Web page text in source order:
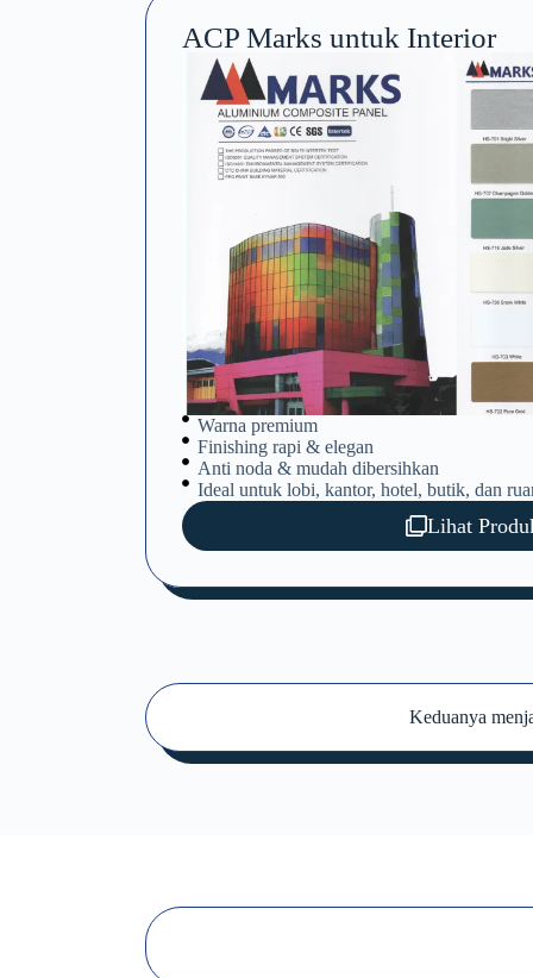
ACP Marks untuk Interior
Warna premium
Finishing rapi & elegan
Anti noda & mudah dibersihkan
Ideal untuk lobi, kantor, hotel, butik, dan
Lihat
Keduanya